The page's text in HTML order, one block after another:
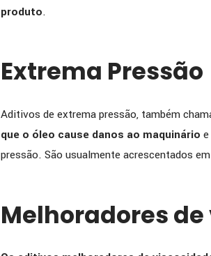
produto.
Extrema Pressão
Aditivos de extrema pressão, também
que o óleo cause danos ao maquinário
pressão. São usualmente acrescentados
Melhoradores